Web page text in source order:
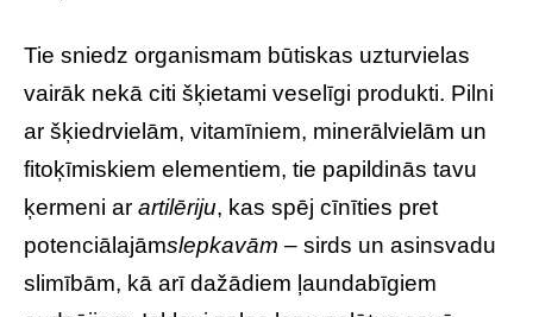
Tie sniedz organismam būtiskas uzturvielas
vairāk nekā citi šķietami veselīgi produkti. Pilni
ar šķiedrvielām, vitamīniem, minerālvielām un
fitoķīmiskiem elementiem, tie papildinās tavu
ķermeni ar artilēriju, kas spēj cīnīties pret
potenciālajāmslepkavām – sirds un asinsvadu
slimībām, kā arī dažādiem ļaundabīgiem